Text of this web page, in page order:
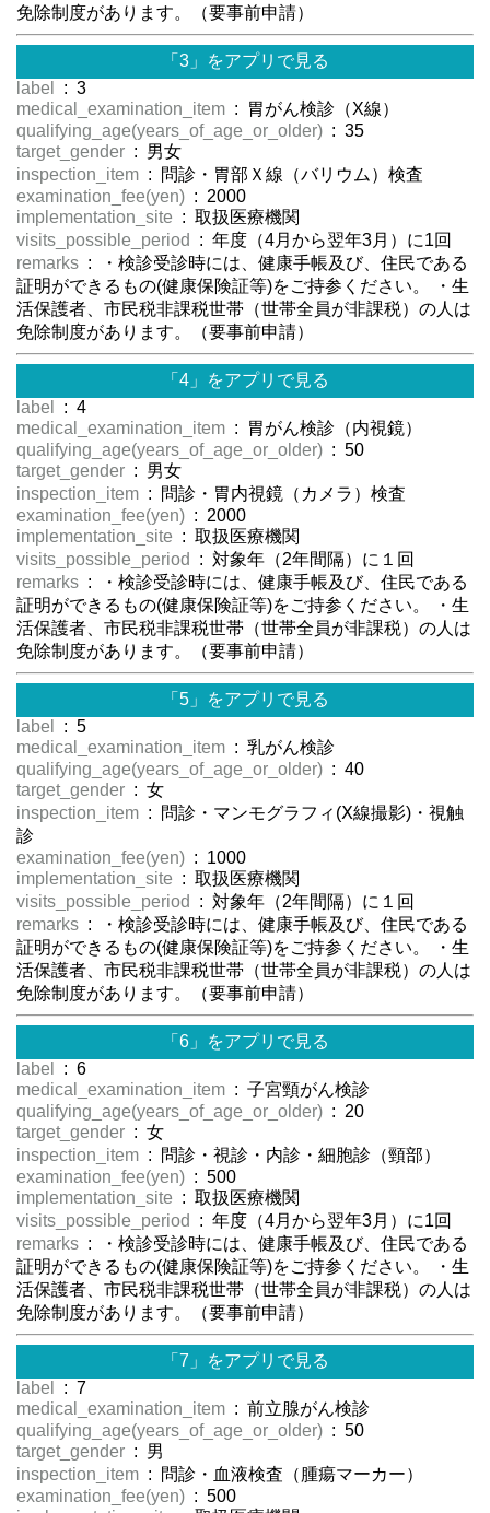
免除制度があります。（要事前申請）
「3」をアプリで見る
label
: 3
medical_examination_item : 胃がん検診（X線）
qualifying_age(years_of_age_or_older) : 35
target_gender : 男女
inspection_item : 問診・胃部Ｘ線（バリウム）検査
examination_fee(yen) : 2000
implementation_site : 取扱医療機関
visits_possible_period
: 年度（4月から翌年3月）に1回
remarks : ・検診受診時には、健康手帳及び、住民である
証明ができるもの(健康保険証等)をご持参ください。 ・生
活保護者、市民税非課税世帯（世帯全員が非課税）の人は
免除制度があります。（要事前申請）
「4」をアプリで見る
label
: 4
medical_examination_item : 胃がん検診（内視鏡）
qualifying_age(years_of_age_or_older) : 50
target_gender : 男女
inspection_item : 問診・胃内視鏡（カメラ）検査
examination_fee(yen) : 2000
implementation_site : 取扱医療機関
visits_possible_period
: 対象年（2年間隔）に１回
remarks : ・検診受診時には、健康手帳及び、住民である
証明ができるもの(健康保険証等)をご持参ください。 ・生
活保護者、市民税非課税世帯（世帯全員が非課税）の人は
免除制度があります。（要事前申請）
「5」をアプリで見る
label
: 5
medical_examination_item : 乳がん検診
qualifying_age(years_of_age_or_older) : 40
target_gender : 女
inspection_item : 問診・マンモグラフィ(Ⅹ線撮影)・視触
診
examination_fee(yen) : 1000
implementation_site : 取扱医療機関
visits_possible_period
: 対象年（2年間隔）に１回
remarks : ・検診受診時には、健康手帳及び、住民である
証明ができるもの(健康保険証等)をご持参ください。 ・生
活保護者、市民税非課税世帯（世帯全員が非課税）の人は
免除制度があります。（要事前申請）
「6」をアプリで見る
label
: 6
medical_examination_item : 子宮頸がん検診
qualifying_age(years_of_age_or_older) : 20
target_gender : 女
inspection_item : 問診・視診・内診・細胞診（頸部）
examination_fee(yen) : 500
implementation_site : 取扱医療機関
visits_possible_period
: 年度（4月から翌年3月）に1回
remarks : ・検診受診時には、健康手帳及び、住民である
証明ができるもの(健康保険証等)をご持参ください。 ・生
活保護者、市民税非課税世帯（世帯全員が非課税）の人は
免除制度があります。（要事前申請）
「7」をアプリで見る
label
: 7
medical_examination_item : 前立腺がん検診
qualifying_age(years_of_age_or_older) : 50
target_gender : 男
inspection_item : 問診・血液検査（腫瘍マーカー）
examination_fee(yen) : 500